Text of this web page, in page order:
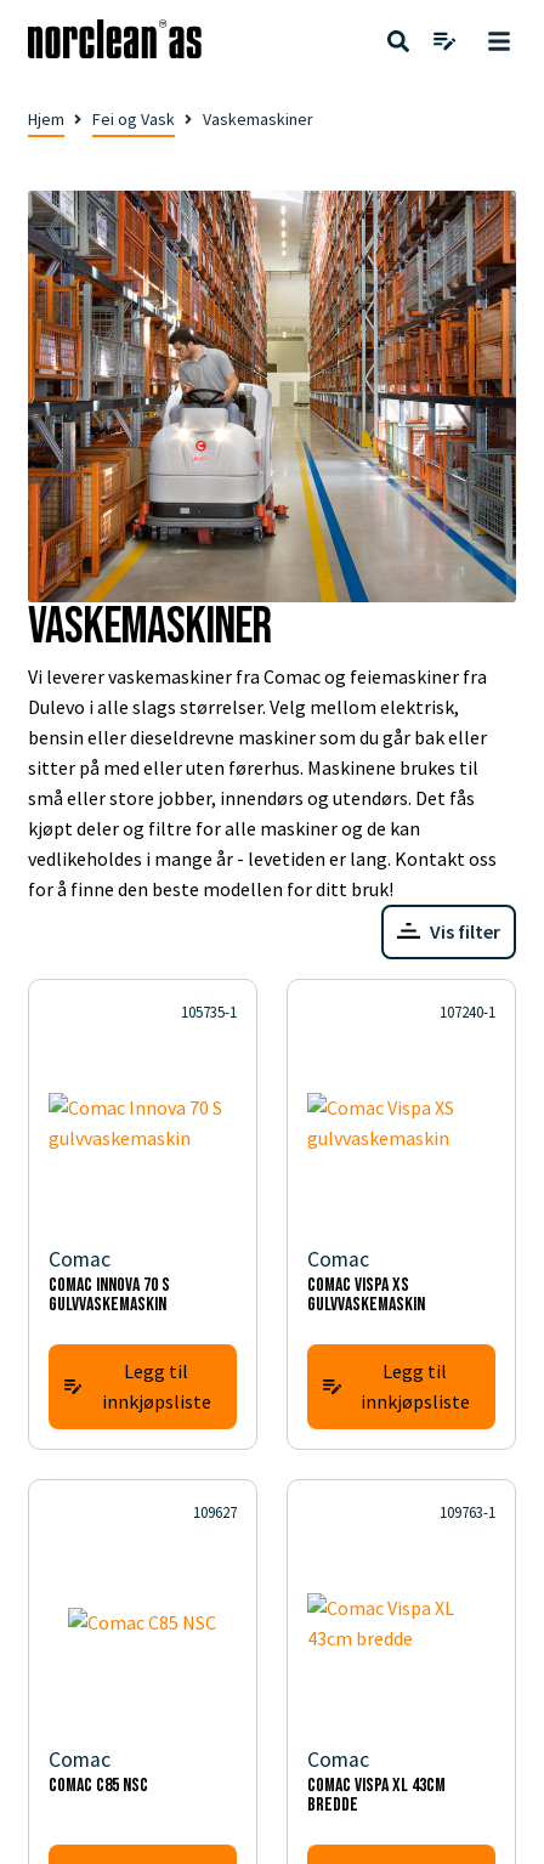
Hjem Fei og Vask Vaskemaskiner
Vaskemaskiner
Vi leverer vaskemaskiner fra Comac og feiemaskiner fra
Dulevo i alle slags størrelser. Velg mellom elektrisk,
bensin eller dieseldrevne maskiner som du går bak eller
sitter på med eller uten førerhus. Maskinene brukes til
små eller store jobber, innendørs og utendørs. Det fås
kjøpt deler og filtre for alle maskiner og de kan
vedlikeholdes i mange år - levetiden er lang. Kontakt oss
for å finne den beste modellen for ditt bruk!
Vis filter
105735-1
Comac
Comac Innova 70 S
gulvvaskemaskin
Legg til
innkjøpsliste
107240-1
Comac
Comac Vispa XS
gulvvaskemaskin
Legg til
innkjøpsliste
109627
Comac
Comac C85 NSC
109763-1
Comac
Comac Vispa XL 43cm
bredde